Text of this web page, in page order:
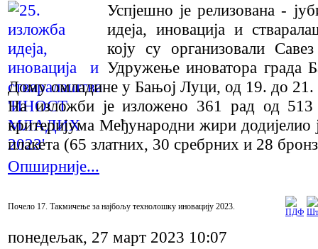
Успјешно је релизована -
идеја, иновација и
коју су организовали
Удружење иноватора града
Дому омладине у Бањој Луци, од 19. до 21.
На изложби је изложено 361 рад од 513
критеријума Међународни жири
плакета (65 златних, 30 сребрних и 28
Опширније...
Почело 17. Такмичење за најбољу технолошку иновацију 2023.
понедељак, 27 март 2023 10:07